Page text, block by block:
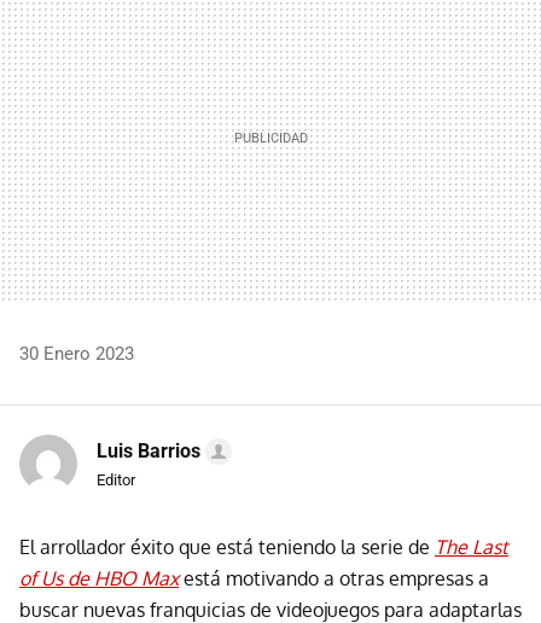
30 Enero 2023
Luis Barrios
Editor
El arrollador éxito que está teniendo la serie de The Last
of Us de HBO Max está motivando a otras empresas a
buscar nuevas franquicias de videojuegos para adaptarlas